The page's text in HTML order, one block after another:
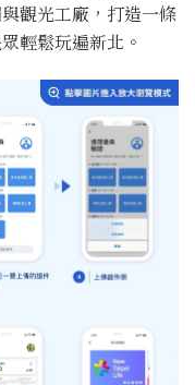
觀光工廠，打造一條
輕鬆玩遍新北。